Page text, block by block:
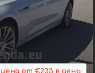
цена от €233 в день